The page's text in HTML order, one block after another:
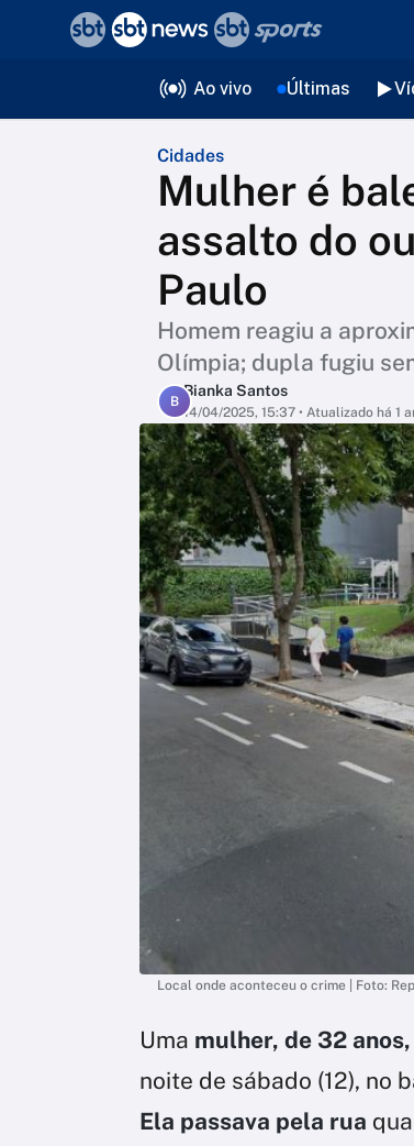
Ao vivo Últimas
Cidades
Mulher é
assalto do
Paulo
Homem reagiu a
Olímpia; dupla fugiu
B
Bianka Santos
14/04/2025, 15:37 • Atualizado há 1
Local onde aconteceu o crime | Foto:
Uma mulher, de 32
noite de sábado (12), no
Ela passava pela rua
voltar
Editorias